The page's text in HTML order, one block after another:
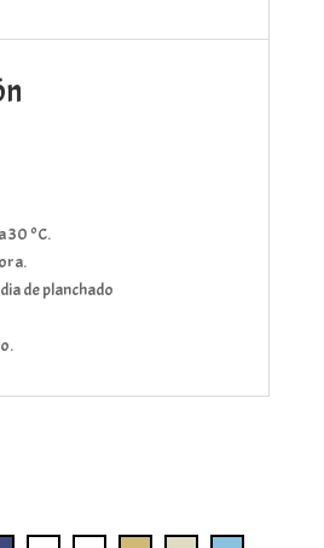
30 ºC.
de planchado